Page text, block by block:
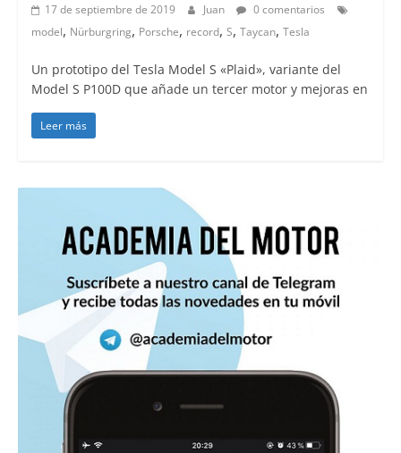
17 de septiembre de 2019 Juan
0 comentarios
model, Nürburgring, Porsche, record, S, Taycan, Tesla
Un prototipo del Tesla Model S «Plaid», variante del
Model S P100D que añade un tercer motor y mejoras en
Leer más